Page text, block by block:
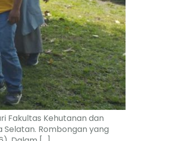
Fakultas Kehutanan dan
Rombongan yang